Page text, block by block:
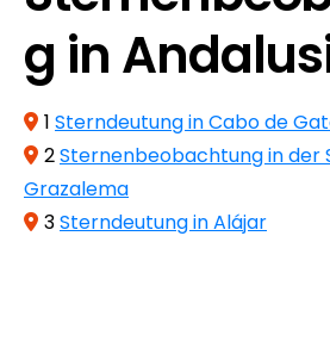
g in
1 Sterndeutung in Cabo de
2Sternenbeobachtung in der
Grazalema
3Sterndeutung in Alájar